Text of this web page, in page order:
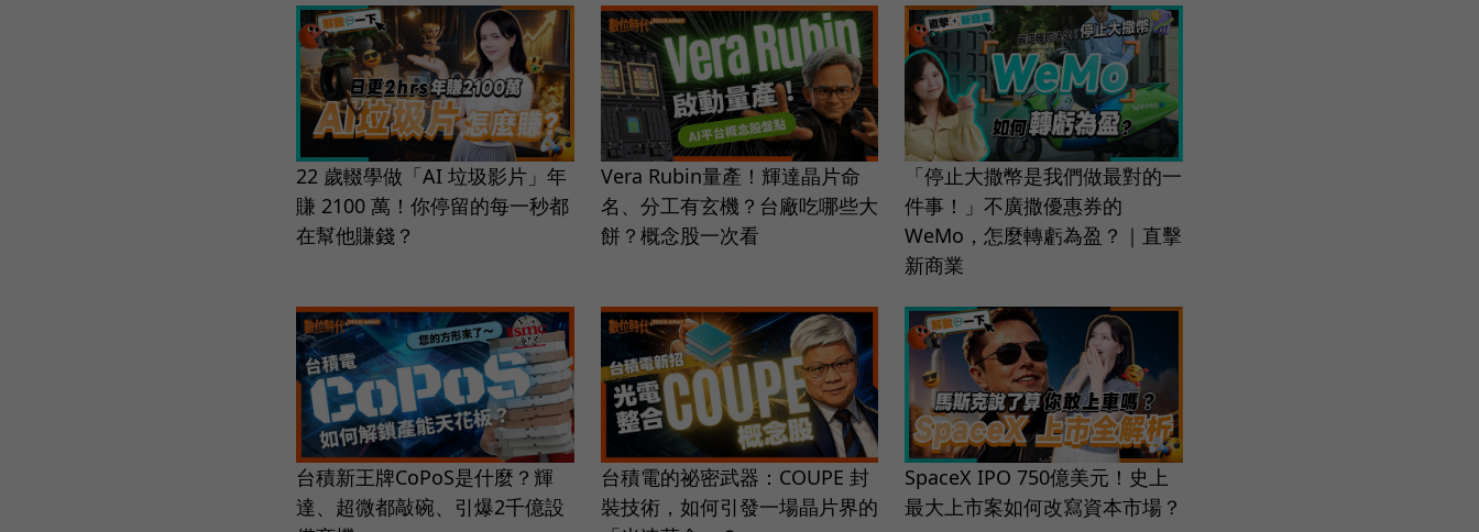
22 歲輟學做「AI 垃圾影片」年
賺 2100 萬！你停留的每一秒都
在幫他賺錢？
Vera Rubin量產！輝達晶片命
名、分工有玄機？台廠吃哪些大
餅？概念股一次看
「停止大撒幣是我們做最對的一
件事！」不廣撒優惠券的
WeMo，怎麼轉虧為盈？｜直擊
新商業
台積新王牌CoPoS是什麼？輝
達、超微都敲碗、引爆2千億設
台積電的祕密武器：COUPE 封
裝技術，如何引發一場晶片界的
SpaceX IPO 750億美元！史上
最大上市案如何改寫資本市場？